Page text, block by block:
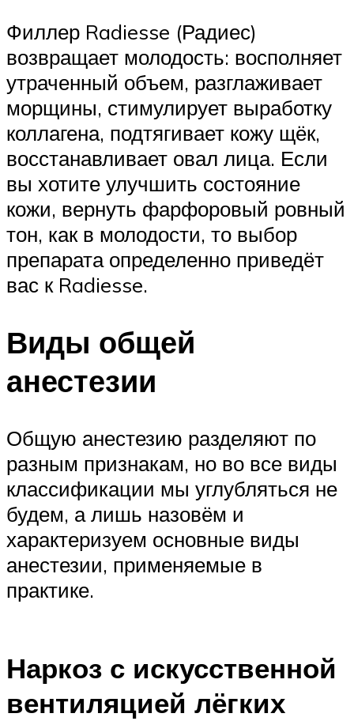
Филлер Radiesse (Радиес)
возвращает молодость: восполняет
утраченный объем, разглаживает
морщины, стимулирует выработку
коллагена, подтягивает кожу щёк,
восстанавливает овал лица. Если
вы хотите улучшить состояние
кожи, вернуть фарфоровый ровный
тон, как в молодости, то выбор
препарата определенно приведёт
вас к Radiesse.
Виды общей
анестезии
Общую анестезию разделяют по
разным признакам, но во все виды
классификации мы углубляться не
будем, а лишь назовём и
характеризуем основные виды
анестезии, применяемые в
практике.
Наркоз с искусственной
вентиляцией лёгких